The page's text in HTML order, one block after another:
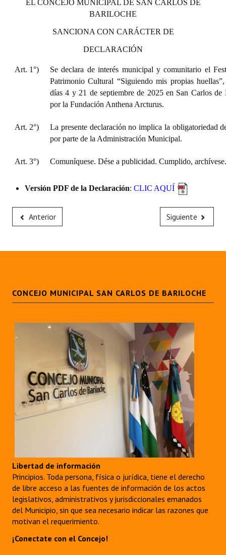
EL CONCEJO MUNICIPAL DE SAN CARLOS DE
BARILOCHE
SANCIONA CON CARÁCTER DE
DECLARACIÓN
Art. 1°)
Se declara de interés municipal y comunitario el
Patrimonio Cultural “Siguiendo mis propias
días 4 y 21 de septiembre de 2025 en San Carlos de
por la Fundación Anthena Arcturus.
Art. 2°)
La presente declaración no implica la obligatoriedad
por parte de la Administración Municipal.
Art. 3°) Comuníquese. Dése a publicidad. Cumplido, archívese.
Versión PDF de la Declaración: CLIC AQUÍ
Anterior Siguiente
CONCEJO MUNICIPAL SAN CARLOS DE BARILOCHE
Libertad de información
Principios. Toda persona, física o jurídica, tiene el derecho
de libre acceso a las fuentes de información de los actos
legislativos, administrativos y jurisdiccionales emanados
del Municipio, sin que sea necesario indicar las razones que
motivan el requerimiento.
¡Conectate con el Concejo!